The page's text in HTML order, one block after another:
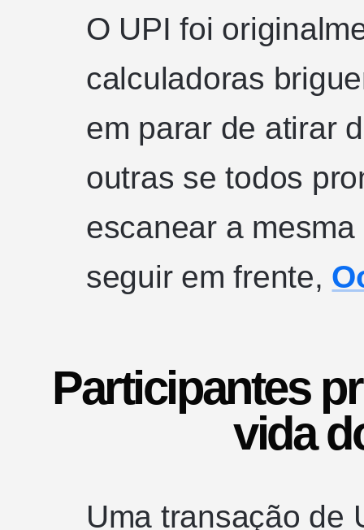
O UPI foi
calculadoras
em parar de atirar
outras se todos
escanear a
seguir em frente,
Participantes
vida
Uma transação de